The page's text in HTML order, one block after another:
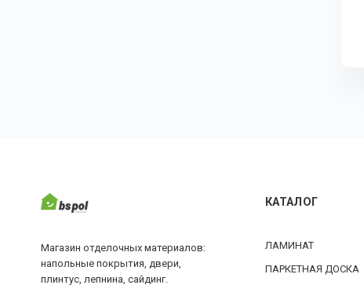
Магазин отделочных материалов:
напольные покрытия, двери,
плинтус, лепнина, сайдинг.
КАТАЛОГ
ЛАМИНАТ
ПАРКЕТНАЯ ДОСКА